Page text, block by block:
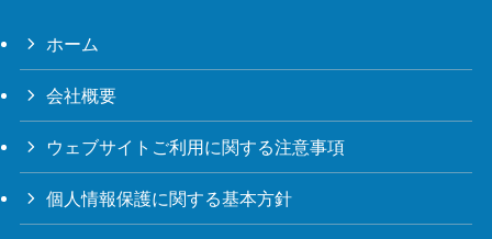
ホーム
会社概要
ウェブサイトご利用に関する注意事項
個人情報保護に関する基本方針